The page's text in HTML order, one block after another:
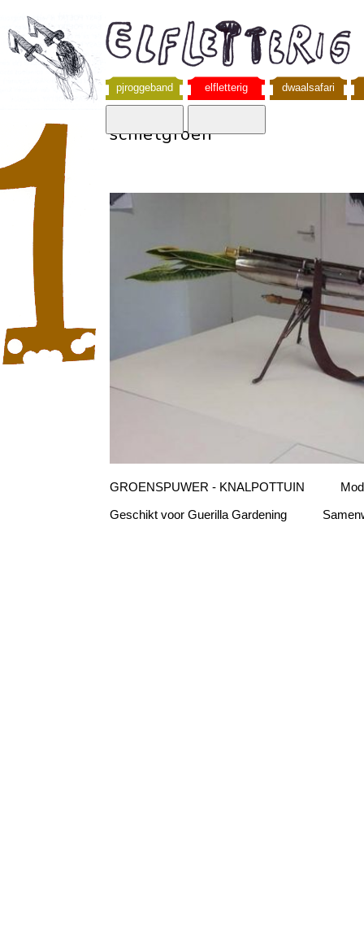
pjroggeband elfletterig dwaalsafari
schietgroen
GROENSPUWER - KNALPOTTUIN
Geschikt voor Guerilla Gardening